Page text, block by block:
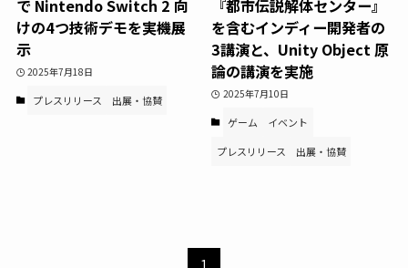
で Nintendo Switch 2 向
けの4つ技術デモを実機展
示
2025年7月18日
プレスリリース 出展・協賛
『都市伝説解体センター』
を含むインディー開発者の
3講演と、Unity Object 原
論の講演を実施
2025年7月10日
ゲーム
イベント
プレスリリース
出展・協賛